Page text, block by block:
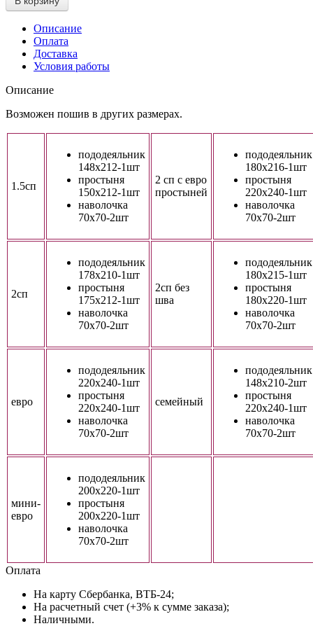
Описание
Оплата
Доставка
Условия работы
Описание
Возможен пошив в других размерах.
1.5сп
пододеяльник
148х212-1шт
простыня
150х212-1шт
наволочка
70х70-2шт
2 сп с евро
простыней
пододеяльник
180х216-1шт
простыня
220х240-1шт
наволочка
70х70-2шт
2сп
пододеяльник
178х210-1шт
простыня
175х212-1шт
наволочка
70х70-2шт
2сп без
шва
пододеяльник
180х215-1шт
простыня
180х220-1шт
наволочка
70х70-2шт
евро
пододеяльник
220х240-1шт
простыня
220х240-1шт
наволочка
70х70-2шт
семейный
пододеяльник
148х210-2шт
простыня
220х240-1шт
наволочка
70х70-2шт
мини-
евро
пододеяльник
200х220-1шт
простыня
200х220-1шт
наволочка
70х70-2шт
Оплата
На карту Сбербанка, ВТБ-24;
На расчетный счет (+3% к сумме заказа);
Наличными.